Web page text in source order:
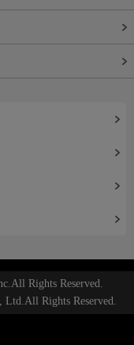
Rights Reserved.
Ltd.All Rights Reserved.